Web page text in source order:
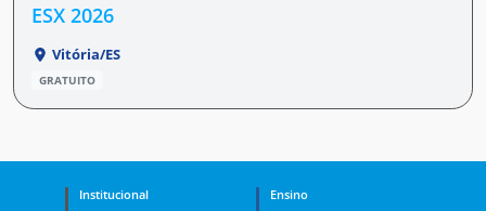
ESX 2026
Vitória/ES
GRATUITO
Institucional
Ensino